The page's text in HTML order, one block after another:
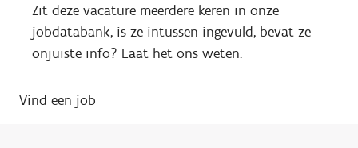
Zit deze vacature meerdere keren in onze
jobdatabank, is ze intussen ingevuld, bevat ze
onjuiste info? Laat het ons weten.
Vind een job